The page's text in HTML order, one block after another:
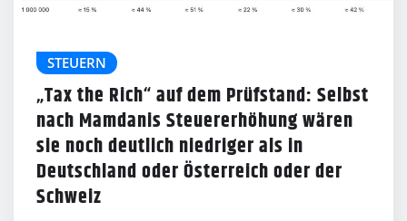
STEUERN
„Tax the Rich“ auf dem Prüfstand: Selbst
nach Mamdanis Steuererhöhung wären
sie noch deutlich niedriger als in
Deutschland oder Österreich oder der
Schweiz